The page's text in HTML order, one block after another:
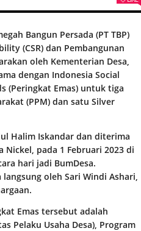
Bangun Persada (PT TBP)
(CSR) dan Pembangunan
oleh Kementerian Desa,
dengan Indonesia Social
(Peringkat Emas) untuk tiga
(PPM) dan satu Silver
Halim Iskandar dan diterima
pada 1 Februari 2023 di
hari jadi BumDesa.
oleh Sari Windi Ashari,
Emas tersebut adalah
Pelaku Usaha Desa), Program